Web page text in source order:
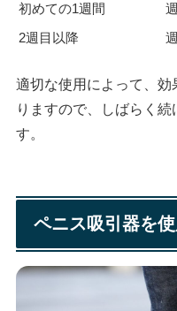
初めての1週間
2週目以降
適切な使用によって、
りますので、しばらく
す。
ペニス吸引器を